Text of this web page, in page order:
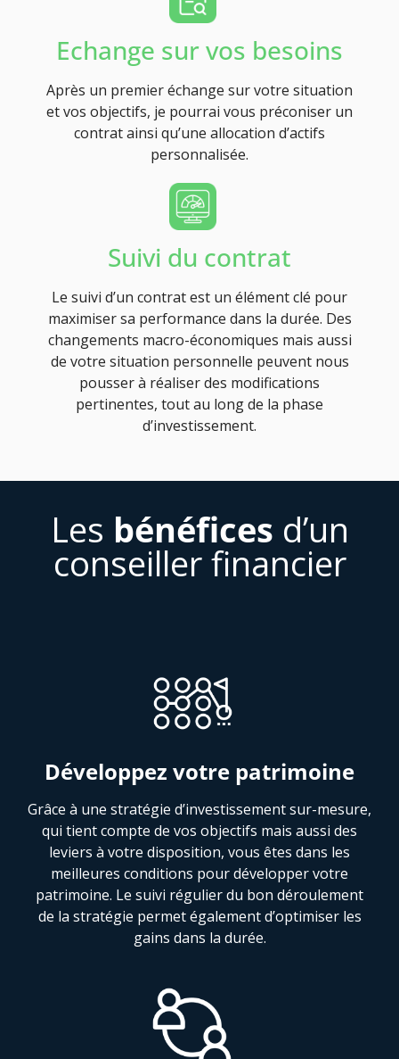
Echange sur vos besoins
Après un premier échange sur votre situation
et vos objectifs, je pourrai vous préconiser un
contrat ainsi qu’une allocation d’actifs
personnalisée.
Suivi du contrat
Le suivi d’un contrat est un élément clé pour
maximiser sa performance dans la durée. Des
changements macro-économiques mais aussi
de votre situation personnelle peuvent nous
pousser à réaliser des modifications
pertinentes, tout au long de la phase
d’investissement.
Les bénéfices d’un
conseiller financier
Développez votre patrimoine
Grâce à une stratégie d’investissement sur-mesure,
qui tient compte de vos objectifs mais aussi des
leviers à votre disposition, vous êtes dans les
meilleures conditions pour développer votre
patrimoine. Le suivi régulier du bon déroulement
de la stratégie permet également d’optimiser les
gains dans la durée.